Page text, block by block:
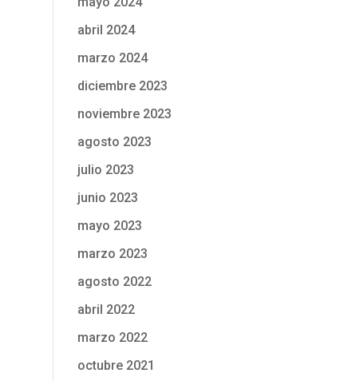
abril 2024
marzo 2024
diciembre 2023
noviembre 2023
agosto 2023
julio 2023
junio 2023
mayo 2023
marzo 2023
agosto 2022
abril 2022
marzo 2022
octubre 2021